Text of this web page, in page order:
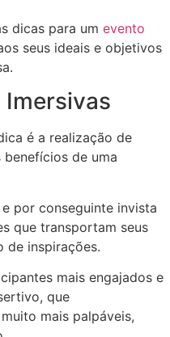
dicas para um evento
seus ideais e objetivos
Imersivas
é a realização de
de uma
por conseguinte invista
que transportam seus
de inspirações.
mais engajados e
que
mais palpáveis,